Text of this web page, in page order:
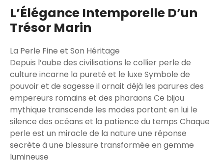
L’Élégance Intemporelle D’un
Trésor Marin
La Perle Fine et Son Héritage
Depuis l’aube des civilisations le collier perle de
culture incarne la pureté et le luxe Symbole de
pouvoir et de sagesse il ornait déjà les parures des
empereurs romains et des pharaons Ce bijou
mythique transcende les modes portant en lui le
silence des océans et la patience du temps Chaque
perle est un miracle de la nature une réponse
secrète à une blessure transformée en gemme
lumineuse